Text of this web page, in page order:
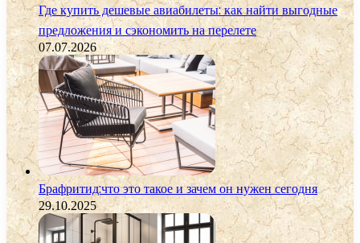
Где купить дешевые авиабилеты: как найти выгодные
предложения и сэкономить на перелете
07.07.2026
Брафритид:что это такое и зачем он нужен сегодня
29.10.2025